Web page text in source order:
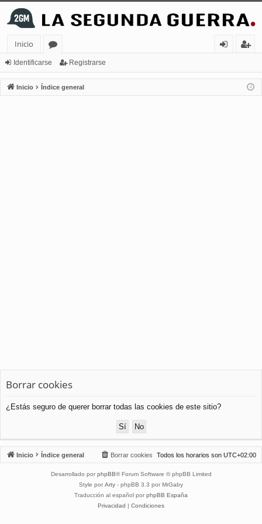
Inicio
or
os
nt
ifi
ist
ra
Identificarse Registrarse
Inicio Índice general
Borrar cookies
¿Estás seguro de querer borrar todas las cookies de este sitio?
Inicio Índice general Todos los horarios son UTC+02:00
Borrar cookies
Desarrollado por phpBB® Forum Software © phpBB Limited
Style por Arty - phpBB 3.3 por MrGaby
Traducción al español por phpBB España
Privacidad | Condiciones